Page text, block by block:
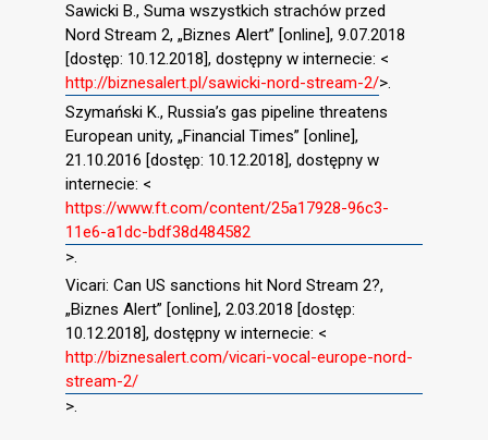
Sawicki B., Suma wszystkich strachów przed
Nord Stream 2, „Biznes Alert” [online], 9.07.2018
[dostęp: 10.12.2018], dostępny w internecie: <
http://biznesalert.pl/sawicki-nord-stream-2/>.
Szymański K., Russia’s gas pipeline threatens
European unity, „Financial Times” [online],
21.10.2016 [dostęp: 10.12.2018], dostępny w
internecie: <
https://www.ft.com/content/25a17928-96c3-
11e6-a1dc-bdf38d484582
>.
Vicari: Can US sanctions hit Nord Stream 2?,
„Biznes Alert” [online], 2.03.2018 [dostęp:
10.12.2018], dostępny w internecie: <
http://biznesalert.com/vicari-vocal-europe-nord-
stream-2/
>.